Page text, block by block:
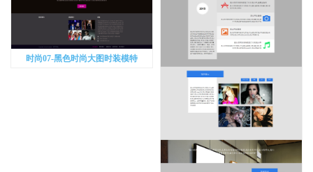
时尚07-黑色时尚大图时装模特